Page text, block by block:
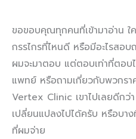
ขอขอบคุณทุกคนที่เข้ามาอ่าน ใ
กรรไกรที่ไหนดี หรือมีอะไรสอ
ผมจะมาตอบ แต่ตอบเท่าที่ตอบ
แพทย์ หรือถามเกี่ยวกับพวกรา
Vertex Clinic เขาไปเลยดีกว่า
เปลี่ยนแปลงไปได้ครับ หรือบาง
ที่ผมจ่าย